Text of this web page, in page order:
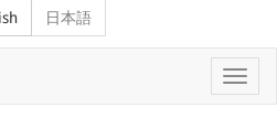
日本語
切
替